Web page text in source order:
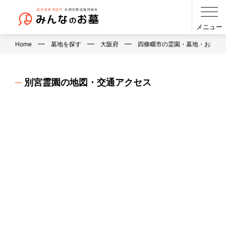
メニュー
Home 墓地を探す 大阪府 四條畷市の霊園・墓地・お墓
別宮霊園の地図・交通アクセス